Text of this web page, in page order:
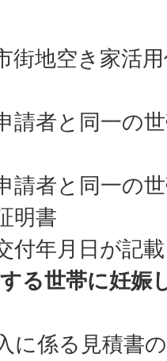
街地空き家活
請者と同一の
請者と同一の
明書
付年月日が記
る世帯に妊娠
に係る見積書